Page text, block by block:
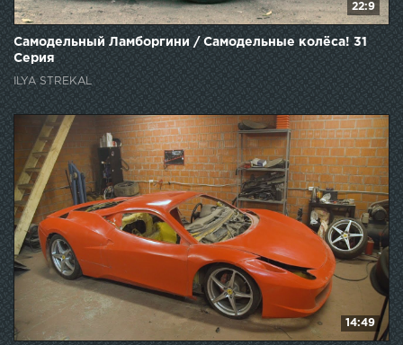
22:9
Самодельный Ламборгини / Самодельные колёса! 31
Серия
ILYA STREKAL
14:49